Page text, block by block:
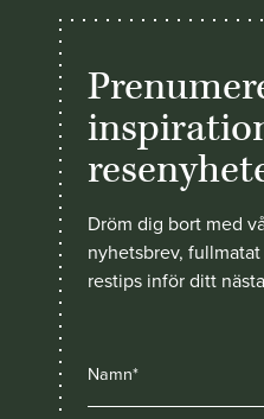
Dröm dig bort med
nyhetsbrev,
restips inför ditt